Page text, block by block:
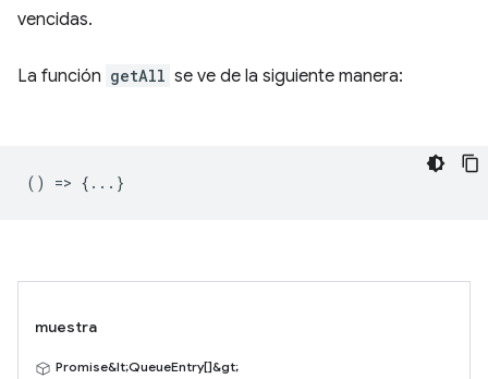
vencidas.
La función getAll se ve de la siguiente manera:
() => {...}
muestra
Promise&lt;QueueEntry[]&gt;